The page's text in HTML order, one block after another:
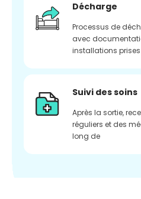
Décharge
Processus de
avec
installations
Suivi des soins
Après la sortie,
réguliers et des
long de